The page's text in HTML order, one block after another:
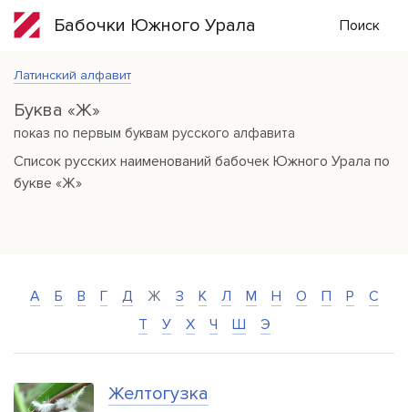
Бабочки Южного Урала Поиск
Латинский алфавит
Буква «Ж»
показ по первым буквам русского алфавита
Список русских наименований бабочек Южного Урала по
букве «Ж»
А Б В Г Д Ж З К Л М Н О П Р
С
Т
У Х Ч Ш Э
Желтогузка